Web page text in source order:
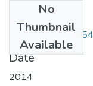
No
Thumbnail
Available
Copia de
Date
2014